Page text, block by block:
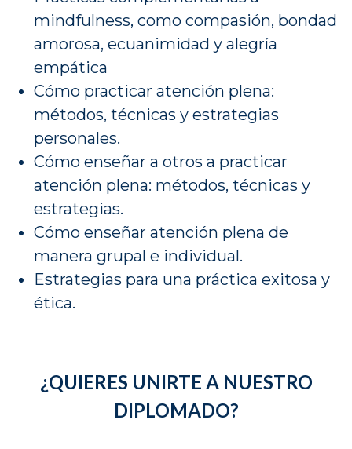
mindfulness, como compasión, bondad
amorosa, ecuanimidad y alegría
empática
Cómo practicar atención plena:
métodos, técnicas y estrategias
personales.
Cómo enseñar a otros a practicar
atención plena: métodos, técnicas y
estrategias.
Cómo enseñar atención plena de
manera grupal e individual.
Estrategias para una práctica exitosa y
ética.
¿QUIERES UNIRTE A NUESTRO
DIPLOMADO?